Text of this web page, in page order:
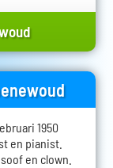
1950
en pianist.
en clown.